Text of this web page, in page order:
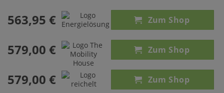
563,95 € Zum Shop
579,00 € Zum Shop
579,00 € Zum Shop